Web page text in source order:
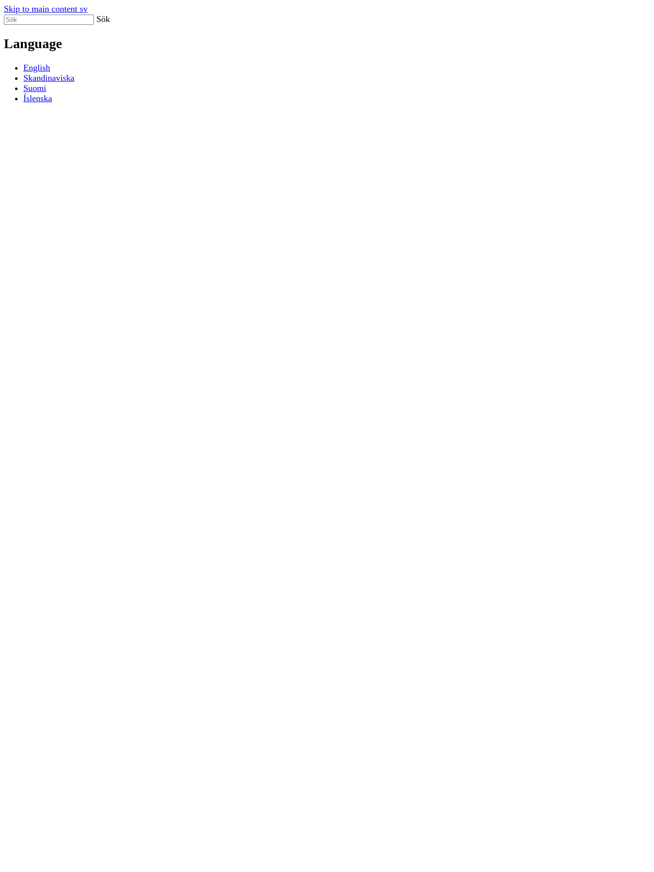
Skip to main content sv
Sök
Language
English
Skandinaviska
Suomi
Íslenska